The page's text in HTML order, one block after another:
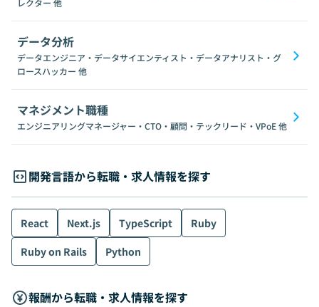
レクター 他
データ分析
データエンジニア・データサイエンティスト・データアナリスト・グ
ロースハッカー 他
マネジメント職種
エンジニアリングマネージャー・CTO・顧問・テックリード・VPoE他
開発言語から転職・求人情報を探す
React Next.js TypeScript
Ruby
Ruby on Rails
Python
報酬から転職・求人情報を探す